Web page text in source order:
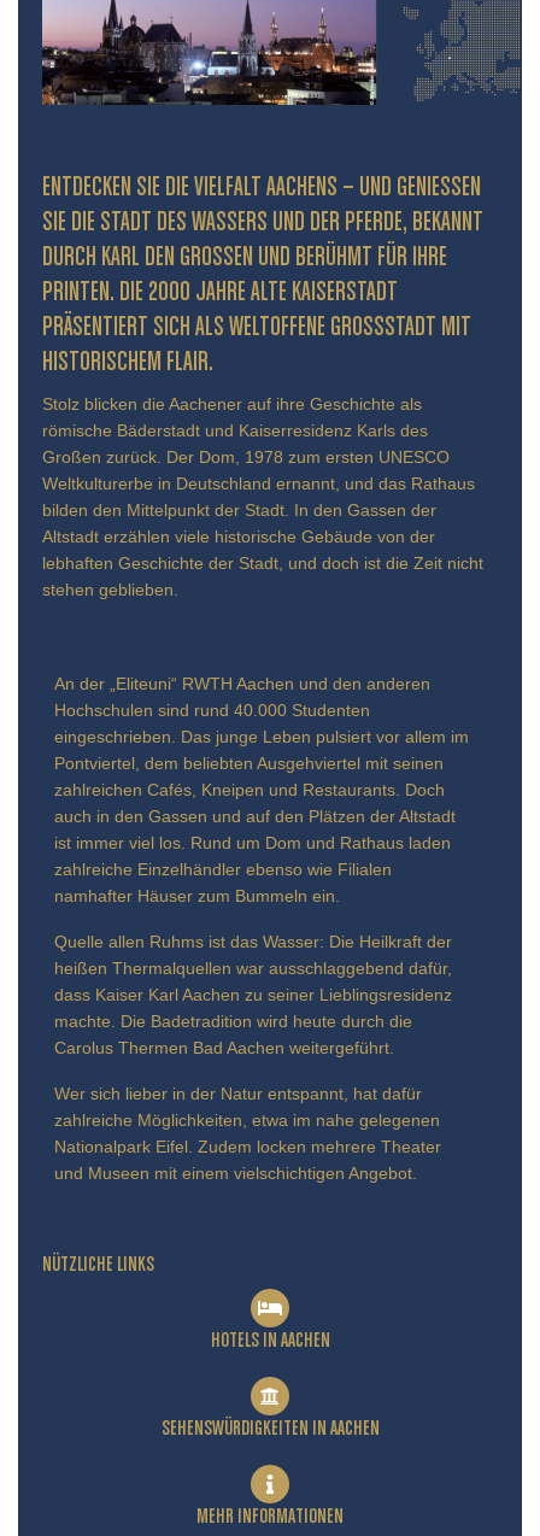
ENTDECKEN SIE DIE VIELFALT AACHENS – UND GENIESSEN S
IE DIE STADT DES WASSERS UND DER PFERDE, BEKANNT D
URCH KARL DEN GROSSEN UND BERÜHMT FÜR IHRE PR
INTEN. DIE 2000 JAHRE ALTE KAISERSTADT PR
ÄSENTIERT SICH ALS WELTOFFENE GROSSSTADT MIT HIS
TORISCHEM FLAIR.
Stolz blicken die Aachener auf ihre Geschichte als
römische Bäderstadt und Kaiserresidenz Karls des
Großen zurück. Der Dom, 1978 zum ersten UNESCO
Weltkulturerbe in Deutschland ernannt, und das Rathaus
bilden den Mittelpunkt der Stadt. In den Gassen der
Altstadt erzählen viele historische Gebäude von der
lebhaften Geschichte der Stadt, und doch ist die Zeit nicht
stehen geblieben.
An der „Eliteuni“ RWTH Aachen und den anderen
Hochschulen sind rund 40.000 Studenten
eingeschrieben. Das junge Leben pulsiert vor allem im
Pontviertel, dem beliebten Ausgehviertel mit seinen
zahlreichen Cafés, Kneipen und Restaurants. Doch
auch in den Gassen und auf den Plätzen der Altstadt
ist immer viel los. Rund um Dom und Rathaus laden
zahlreiche Einzelhändler ebenso wie Filialen
namhafter Häuser zum Bummeln ein.
Quelle allen Ruhms ist das Wasser: Die Heilkraft der
heißen Thermalquellen war ausschlaggebend dafür,
dass Kaiser Karl Aachen zu seiner Lieblingsresidenz
machte. Die Badetradition wird heute durch die
Carolus Thermen Bad Aachen weitergeführt.
Wer sich lieber in der Natur entspannt, hat dafür
zahlreiche Möglichkeiten, etwa im nahe gelegenen
Nationalpark Eifel. Zudem locken mehrere Theater
und Museen mit einem vielschichtigen Angebot.
NÜTZLICHE LINKS
HOTELS IN AACHEN
SEHENSWÜRDIGKEITEN IN AACHEN
MEHR INFORMATIONEN